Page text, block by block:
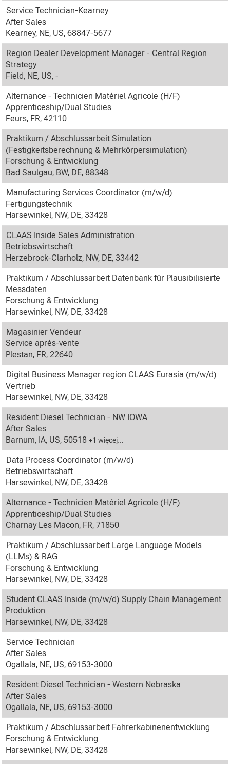
Service Technician-Kearney
After Sales
Kearney, NE, US, 68847-5677
Region Dealer Development Manager - Central Region
Strategy
Field, NE, US, -
Alternance - Technicien Matériel Agricole (H/F)
Apprenticeship/Dual Studies
Feurs, FR, 42110
Praktikum / Abschlussarbeit Simulation
(Festigkeitsberechnung & Mehrkörpersimulation)
Forschung & Entwicklung
Bad Saulgau, BW, DE, 88348
Manufacturing Services Coordinator (m/w/d)
Fertigungstechnik
Harsewinkel, NW, DE, 33428
CLAAS Inside Sales Administration
Betriebswirtschaft
Herzebrock-Clarholz, NW, DE, 33442
Praktikum / Abschlussarbeit Datenbank für Plausibilisierte
Messdaten
Forschung & Entwicklung
Harsewinkel, NW, DE, 33428
Magasinier Vendeur
Service après-vente
Plestan, FR, 22640
Digital Business Manager region CLAAS Eurasia (m/w/d)
Vertrieb
Harsewinkel, NW, DE, 33428
Resident Diesel Technician - NW IOWA
After Sales
Barnum, IA, US, 50518 +1 więcej…
Data Process Coordinator (m/w/d)
Betriebswirtschaft
Harsewinkel, NW, DE, 33428
Alternance - Technicien Matériel Agricole (H/F)
Apprenticeship/Dual Studies
Charnay Les Macon, FR, 71850
Praktikum / Abschlussarbeit Large Language Models
(LLMs) & RAG
Forschung & Entwicklung
Harsewinkel, NW, DE, 33428
Student CLAAS Inside (m/w/d) Supply Chain Management
Produktion
Harsewinkel, NW, DE, 33428
Service Technician
After Sales
Ogallala, NE, US, 69153-3000
Resident Diesel Technician - Western Nebraska
After Sales
Ogallala, NE, US, 69153-3000
Praktikum / Abschlussarbeit Fahrerkabinenentwicklung
Forschung & Entwicklung
Harsewinkel, NW, DE, 33428